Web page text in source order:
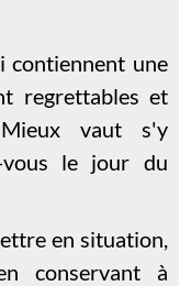
contiennent une
regrettables et
Mieux vaut s'y
vous le jour du
en situation,
conservant à